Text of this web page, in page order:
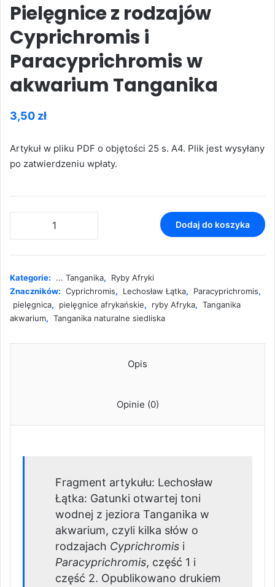
Pielęgnice z rodzajów
Cyprichromis i
Paracyprichromis w
akwarium Tanganika
3,50 zł
Artykuł w pliku PDF o objętości 25 s. A4. Plik jest wysyłany
po zatwierdzeniu wpłaty.
rodzajów
i
Paracyprichromis
w
akwarium
Dodaj do koszyka
Kategorie: ... Tanganika,
Ryby Afryki
Znaczników: Cyprichromis, Lechosław Łątka, Paracyprichromis,
pielęgnica, pielęgnice afrykańskie, ryby Afryka, Tanganika
akwarium, Tanganika naturalne siedliska
Opis
Opinie (0)
Fragment artykułu: Lechosław
Łątka: Gatunki otwartej toni
wodnej z jeziora Tanganika w
akwarium, czyli kilka słów o
rodzajach Cyprichromis i
Paracyprichromis, część 1 i
część 2. Opublikowano drukiem